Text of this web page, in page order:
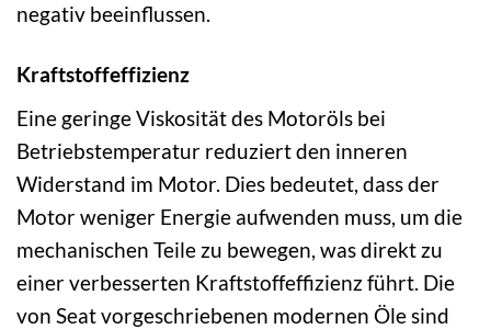
negativ beeinflussen.
Kraftstoffeffizienz
Eine geringe Viskosität des Motoröls bei
Betriebstemperatur reduziert den inneren
Widerstand im Motor. Dies bedeutet, dass der
Motor weniger Energie aufwenden muss, um die
mechanischen Teile zu bewegen, was direkt zu
einer verbesserten Kraftstoffeffizienz führt. Die
von Seat vorgeschriebenen modernen Öle sind